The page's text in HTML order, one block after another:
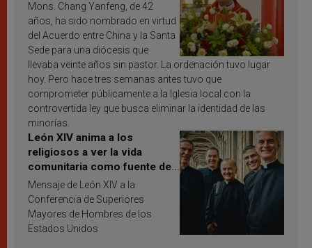
Mons. Chang Yanfeng, de 42
años, ha sido nombrado en virtud
del Acuerdo entre China y la Santa
Sede para una diócesis que
llevaba veinte años sin pastor. La ordenación tuvo lugar
hoy. Pero hace tres semanas antes tuvo que
comprometer públicamente a la Iglesia local con la
controvertida ley que busca eliminar la identidad de las
minorías.
León XIV anima a los
religiosos a ver la vida
comunitaria como fuente de
inspiración y santificación
Mensaje de León XIV a la
Conferencia de Superiores
Mayores de Hombres de los
Estados Unidos